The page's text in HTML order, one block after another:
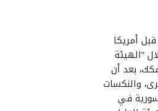
أمريكا
“الهيئة
بعد أن
والنكسات
في